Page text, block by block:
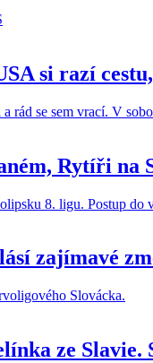
si razí
Rytíři na
zajímavé
ze